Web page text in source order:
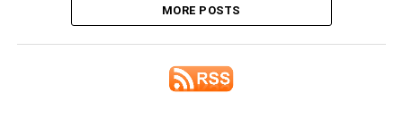
MORE POSTS